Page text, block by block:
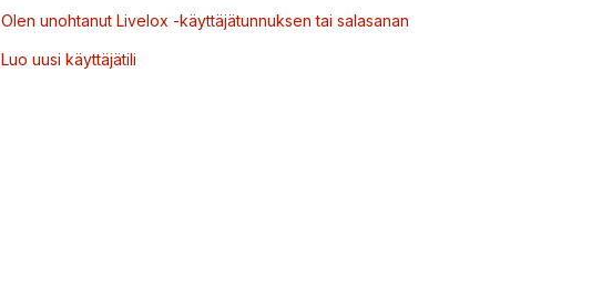
Olen unohtanut Livelox -käyttäjätunnuksen tai salasanan
Luo uusi käyttäjätili